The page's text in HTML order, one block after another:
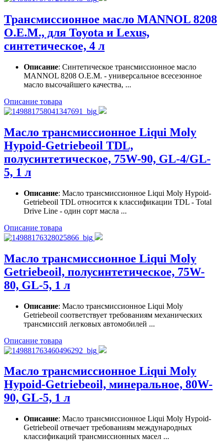
Трансмиссионное масло MANNOL 8208
O.E.M., для Toyota и Lexus,
синтетическое, 4 л
Описание: Синтетическое трансмиссионное масло
MANNOL 8208 O.E.M. - универсальное всесезонное
масло высочайшего качества, ...
Описание товара
Масло трансмиссионное Liqui Moly
Hypoid-Getriebeoil TDL,
полусинтетическое, 75W-90, GL-4/GL-
5, 1 л
Описание: Масло трансмиссионное Liqui Moly Hypoid-
Getriebeoil TDL относится к классификации TDL - Total
Drive Line - один сорт масла ...
Описание товара
Масло трансмиссионное Liqui Moly
Getriebeoil, полусинтетическое, 75W-
80, GL-5, 1 л
Описание: Масло трансмиссионное Liqui Moly
Getriebeoil соответствует требованиям механических
трансмиссий легковых автомобилей ...
Описание товара
Масло трансмиссионное Liqui Moly
Hypoid-Getriebeoil, минеральное, 80W-
90, GL-5, 1 л
Описание: Масло трансмиссионное Liqui Moly Hypoid-
Getriebeoil отвечает требованиям международных
классификаций трансмиссионных масел ...